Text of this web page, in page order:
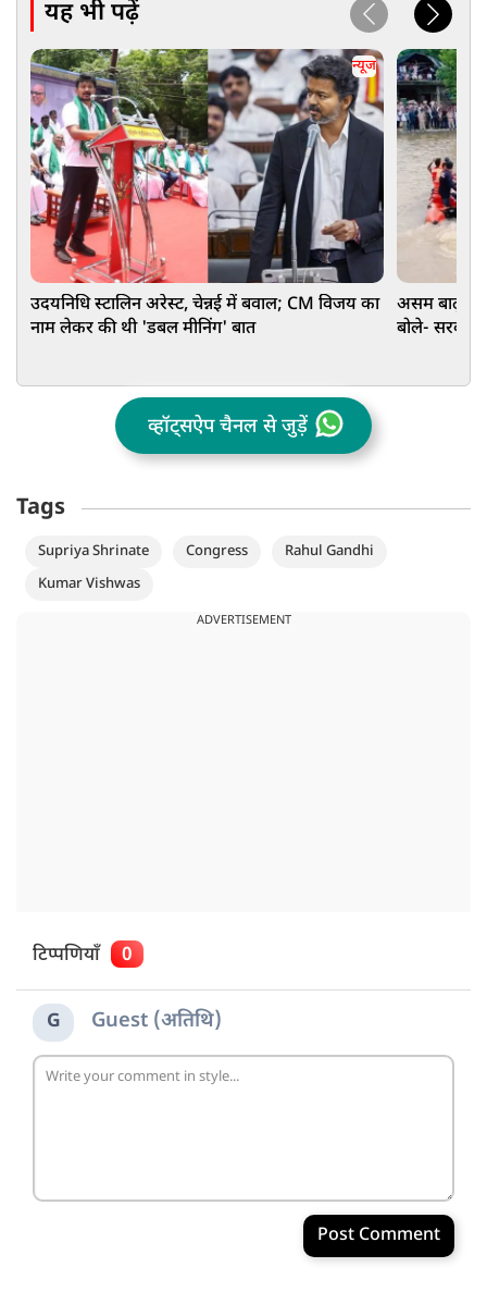
यह भी पढ़ें
न्यूज
उदयनिधि स्टालिन अरेस्ट, चेन्नई में बवाल; CM विजय का
नाम लेकर की थी 'डबल मीनिंग' बात
असम बाढ़:
बोले-
व्हॉट्सऐप चैनल से जुड़ें
Tags
Supriya Shrinate Congress
Rahul Gandhi
Kumar Vishwas
ADVERTISEMENT
टिप्पणियाँ 0
G Guest (अतिथि)
Post Comment